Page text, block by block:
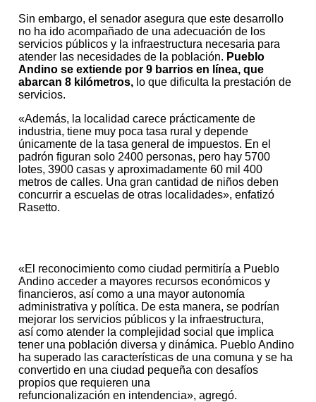
Sin embargo, el senador asegura que este desarrollo
no ha ido acompañado de una adecuación de los
servicios públicos y la infraestructura necesaria para
atender las necesidades de la población. Pueblo
Andino se extiende por 9 barrios en línea, que
abarcan 8 kilómetros,lo que dificulta la prestación de
servicios.
«Además, la localidad carece prácticamente de
industria, tiene muy poca tasa rural y depende
únicamente de la tasa general de impuestos. En el
padrón figuran solo 2400 personas, pero hay 5700
lotes, 3900 casas y aproximadamente 60 mil 400
metros de calles. Una gran cantidad de niños deben
concurrir a escuelas de otras localidades», enfatizó
Rasetto.
«El reconocimiento como ciudad permitiría a Pueblo
Andino acceder a mayores recursos económicos y
financieros, así como a una mayor autonomía
administrativa y política. De esta manera, se podrían
mejorar los servicios públicos y la infraestructura,
así como atender la complejidad social que implica
tener una población diversa y dinámica. Pueblo Andino
ha superado las características de una comuna y se ha
convertido en una ciudad pequeña con desafíos
propios que requieren una
refuncionalización en intendencia», agregó.